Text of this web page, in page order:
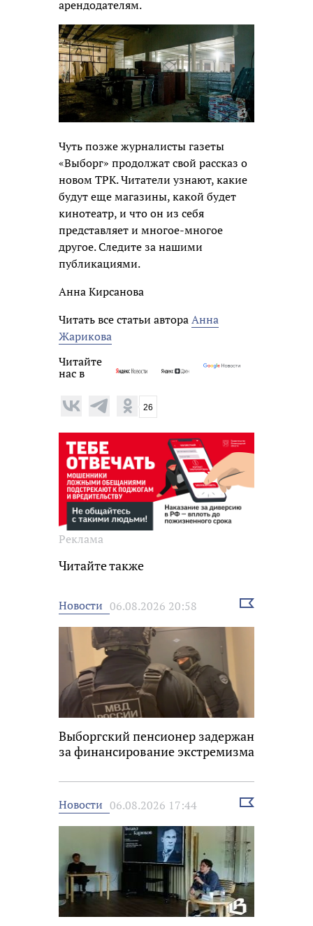
арендодателям.
Чуть позже журналисты газеты
«Выборг» продолжат свой рассказ о
новом ТРК. Читатели узнают, какие
будут еще магазины, какой будет
кинотеатр, и что он из себя
представляет и многое-многое
другое. Следите за нашими
публикациями.
Анна Кирсанова
Читать все статьи автораАнна
Жарикова
Читайте
нас в
26
Реклама
Читайте также
Новости 06.08.2026 20:58
Выбрать
Выборгский пенсионер задержан
за финансирование экстремизма
Новости 06.08.2026 17:44
Выбрать